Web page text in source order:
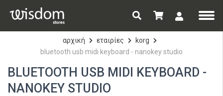
αρχική εταιρίες
korg
bluetooth usb midi keyboard - nanokey studio
BLUETOOTH USB MIDI KEYBOARD -
NANOKEY STUDIO